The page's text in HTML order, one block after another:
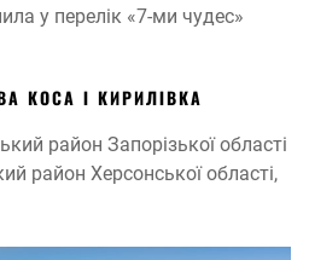
у перелік «7-ми чудес»
КОСА І КИРИЛІВКА
район Запорізької області
район Херсонської області,